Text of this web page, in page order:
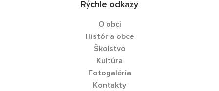
Rýchle odkazy
O obci
História obce
Školstvo
Kultúra
Fotogaléria
Kontakty